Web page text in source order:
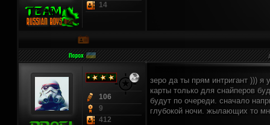
14
106
9
412
зеро да ты прям интригант )))
карты только для снайперов
будут по очереди. сначало
глубокой ночи. жылающих то